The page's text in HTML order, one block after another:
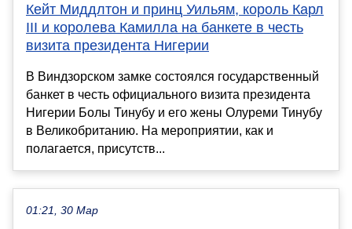
Кейт Миддлтон и принц Уильям, король Карл
III и королева Камилла на банкете в честь
визита президента Нигерии
В Виндзорском замке состоялся государственный
банкет в честь официального визита президента
Нигерии Болы Тинубу и его жены Олуреми Тинубу
в Великобританию. На мероприятии, как и
полагается, присутств...
01:21, 30 Мар